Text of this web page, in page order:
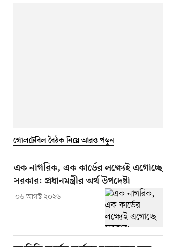
গোলটেবিল বৈঠক নিয়ে আরও পড়ুন
এক নাগরিক, এক কার্ডের লক্ষ্যেই এগোচ্ছে
সরকার: প্রধানমন্ত্রীর অর্থ উপদেষ্টা
০৬ আগস্ট ২০২৬